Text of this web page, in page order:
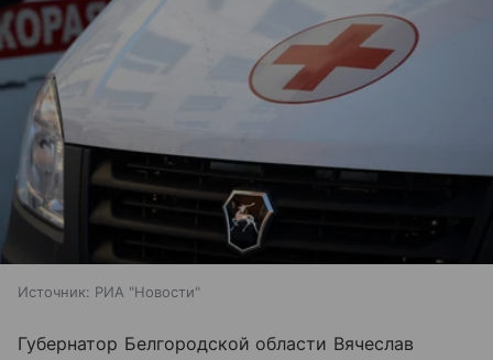
Источник: РИА "Новости"
Губернатор Белгородской области Вячеслав